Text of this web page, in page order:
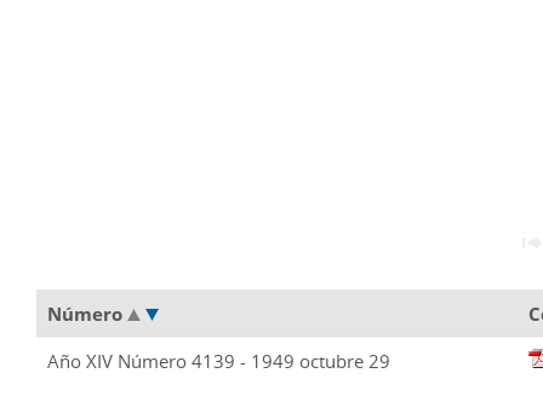
Número
Año XIV Número 4139 - 1949 octubre 29